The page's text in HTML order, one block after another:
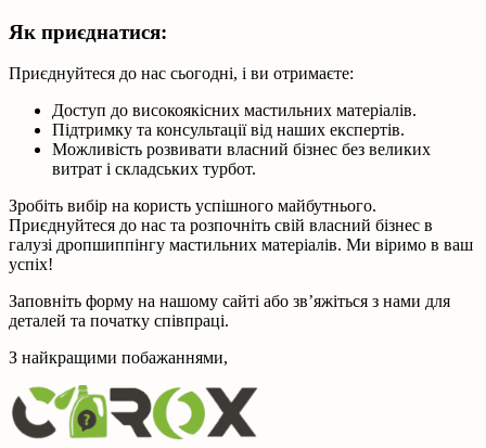
Як приєднатися:
Приєднуйтеся до нас сьогодні, і ви отримаєте:
Доступ до високоякісних мастильних матеріалів.
Підтримку та консультації від наших експертів.
Можливість розвивати власний бізнес без великих
витрат і складських турбот.
Зробіть вибір на користь успішного майбутнього.
Приєднуйтеся до нас та розпочніть свій власний бізнес в
галузі дропшиппінгу мастильних матеріалів. Ми віримо в ваш
успіх!
Заповніть форму на нашому сайті або зв’яжіться з нами для
деталей та початку співпраці.
З найкращими побажаннями,